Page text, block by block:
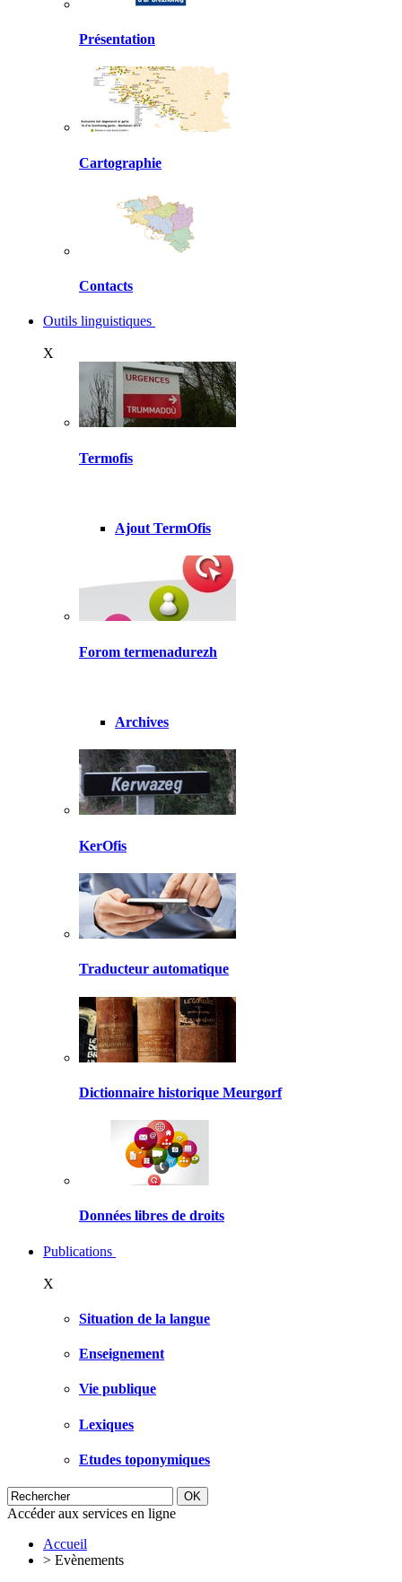
Présentation
Cartographie
Contacts
Outils linguistiques
X
Termofis
Ajout TermOfis
Forom termenadurezh
Archives
KerOfis
Traducteur automatique
Dictionnaire historique Meurgorf
Données libres de droits
Publications
X
Situation de la langue
Enseignement
Vie publique
Lexiques
Etudes toponymiques
Accéder aux services en ligne
Accueil
> Evènements